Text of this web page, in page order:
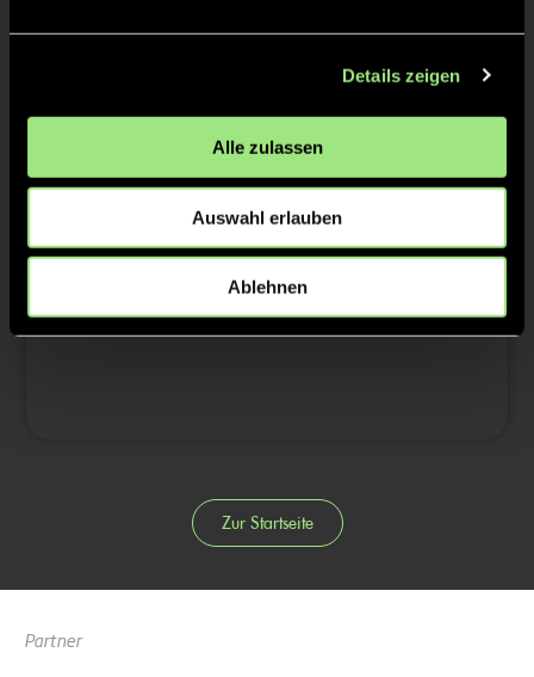
Details zeigen
Alle zulassen
Auswahl erlauben
Ablehnen
0:2 4’
3/4
4/4
0:3
0:4 45’
Zur Startseite
Partner